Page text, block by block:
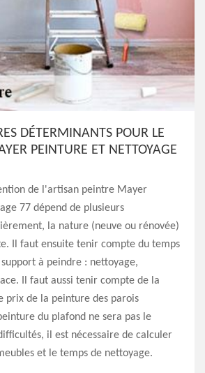
DÉTERMINANTS POUR LE
PEINTURE ET NETTOYAGE
de l'artisan peintre Mayer
77 dépend de plusieurs
la nature (neuve ou rénovée)
Il faut ensuite tenir compte du temps
à peindre : nettoyage,
Il faut aussi tenir compte de la
prix de la peinture des parois
du plafond ne sera pas le
il est nécessaire de calculer
et le temps de nettoyage.